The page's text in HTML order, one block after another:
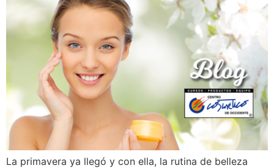
La primavera ya llegó y con ella, la rutina de belleza